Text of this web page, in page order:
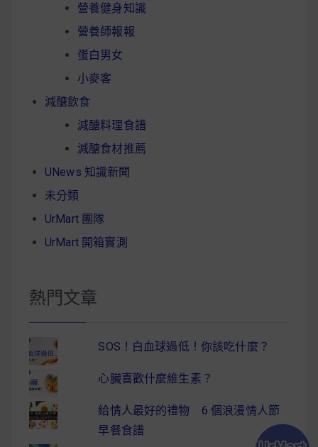
營養健身知識
營養師報報
蛋白男女
小麥客
減醣飲食
減醣料理食譜
減醣食材推薦
UNews 知識新聞
未分類
UrMart 團隊
UrMart 開箱實測
熱門文章
SOS！白血球過低！你該吃什麼？
心臟喜歡什麼維生素？
給情人最好的禮物 6 個浪漫情人節
早餐食譜